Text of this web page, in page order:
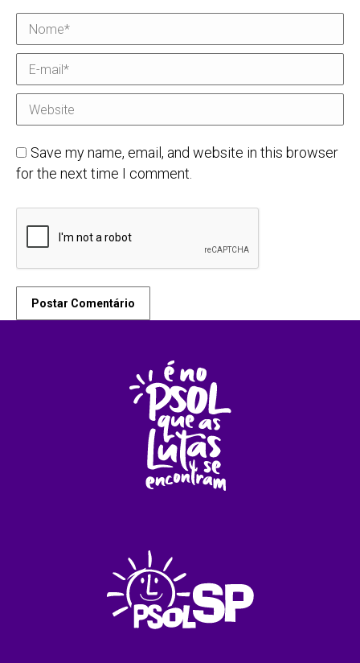
Nome *
E-mail *
Website
Save my name, email, and website in this browser
for the next time I comment.
Postar Comentário